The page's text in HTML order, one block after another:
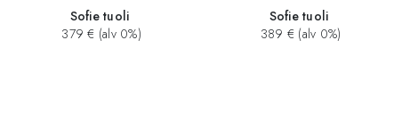
Sofie tuoli
379 € (alv 0%)
Sofie tuoli
389 € (alv 0%)